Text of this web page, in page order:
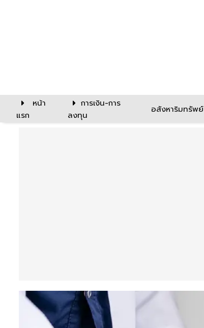
หน้า
แรก
การเงิน-การ
ลงทุน
อสังหาริมทรัพย์